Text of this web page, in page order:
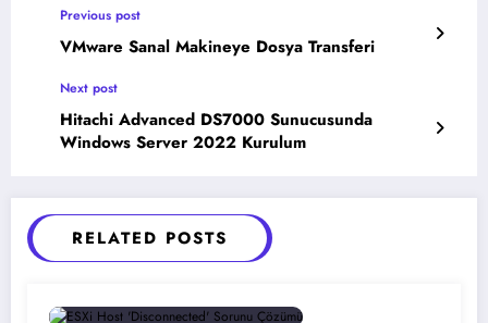
Previous post
VMware Sanal Makineye Dosya Transferi
Next post
Hitachi Advanced DS7000 Sunucusunda
Windows Server 2022 Kurulum
RELATED POSTS